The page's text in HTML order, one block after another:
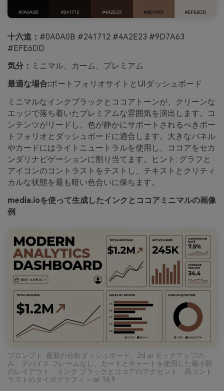
十六進： #0A0A0B #241712 #4A2E23 #9D7A63
#EFE6DD
気分： ミニマル、カーム、プレミアム
最適な場合:ポートフォリオサイトとUIダッシュボード
ミニマルなインクブラックとココアトーンが、クリーンな
エッジで落ち着いたプレミアムな雰囲気を演出します。コ
ンテンツがリードし、色が静かにサポートされるべきポー
トフォリオとダッシュボードに適合します。大きなパネル
やカードにはライトニュートラルを使用し、ココアをセカ
ンダリナビゲーションに割り当てます。ヒント: グラフと
アイコンのコントラストをテストし、テキストとクリティ
カルな状態を最も暗い色合いに保ちます。
media.ioを使って生成したインクとココアミニマルの画像
例
プロンプト: 最新の分析ダッシュボード、2d ui モックアップの
み、デバイス フレームなし、カードとチャートを使用した最小限
のレイアウト、インク ブラックとココアのアクセント、高コント
ラストのタイポグラフィ --ar 16:9